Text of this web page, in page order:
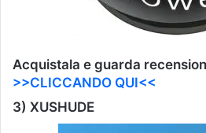
Acquistala e guarda
>>CLICCANDO QUI<<
3) XUSHUDE